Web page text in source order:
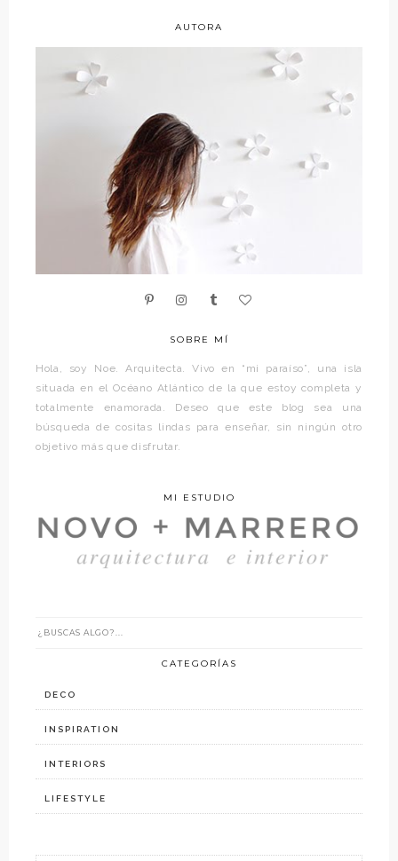
AUTORA
SOBRE MÍ
Hola, soy Noe. Arquitecta. Vivo en “mi paraíso”, una isla
situada en el Océano Atlántico de la que estoy completa y
totalmente enamorada. Deseo que este blog sea una
búsqueda de cositas lindas para enseñar, sin ningún otro
objetivo más que disfrutar.
MI ESTUDIO
CATEGORÍAS
DECO
INSPIRATION
INTERIORS
LIFESTYLE